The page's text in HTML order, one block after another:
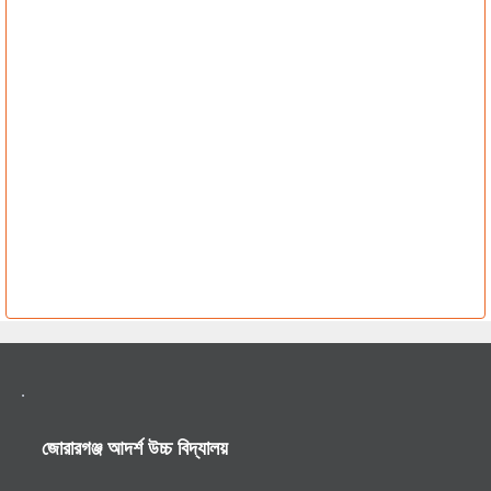
জোরারগঞ্জ আদর্শ উচ্চ বিদ্যালয়